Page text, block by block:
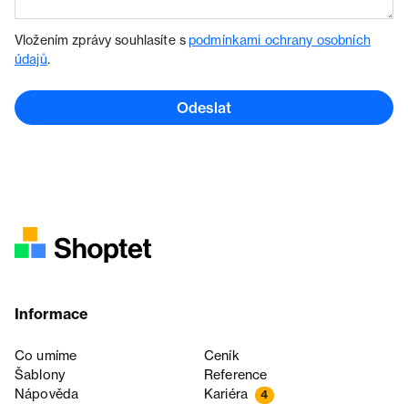
Vložením zprávy souhlasíte spodmínkami ochrany osobních
údajů.
Odeslat
Informace
Co umíme
Ceník
Šablony
Reference
Nápověda
Kariéra 4